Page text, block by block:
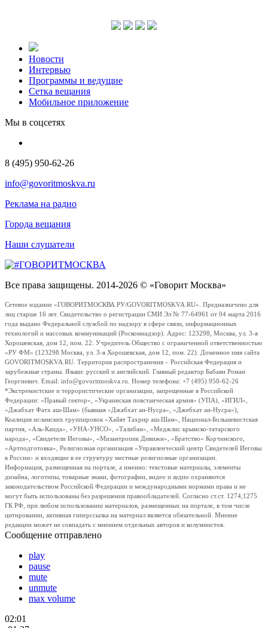
Новости
Интервью
Программы и ведущие
Сетка вещания
Мобильное приложение
Мы в соцсетях
8 (495) 950-62-26
info@govoritmoskva.ru
Реклама на радио
Города вещания
Наши слушатели
Все права защищены. 2014-2026 © «Говорит Москва»
Сетевое издание «ГОВОРИТМОСКВА.РУ/GOVORITMOSKVA.RU». Предназначено для
лиц старше 16 лет. Свидетельство о регистрации СМИ Эл № 77-64961 от 04 марта 2016
года выдано Федеральной службой по надзору в сфере связи, информационных
технологий и массовых коммуникаций (Роскомнадзор). Адрес: 123298, Москва, ул. 3-я
Хорошевская, дом 12, пом. 22. Учредитель Общество с ограниченной ответственностью
«РУ ФМ» (123298 Москва, ул. 3-я Хорошевская, дом 12, пом. 22). Доменное имя сайта
GOVORITMOSKVA.RU. Территория распространения – Российская Федерация и
зарубежные страны. Языки: русский и английский. Главный редактор Бабаян Роман
Георгиевич. Email: info@govoritmoskva.ru. Номер телефона: +7 (495) 950-62-26
*Экстремистские и террористические организации, запрещенные в Российской
Федерации: «Правый сектор», «Украинская повстанческая армия» (УПА), «ИГИЛ»,
«Джабхат Фатх аш-Шам» (бывшая «Джабхат ан-Нусра», «Джебхат ан-Нусра»),
Коалиция исламских группировок «Хайят Тахрир аш-Шам», Национал-Большевистская
партия, «Аль-Каида», «УНА-УНСО», «Талибан», «Меджлис крымско-татарского
народа», «Свидетели Иеговы», «Мизантропик Дивижн», «Братство» Корчинского,
«Артподготовка», Религиозная организация «Управленческий центр Свидетелей Иеговы
в России» и входящие в ее структуру местные религиозные организации.
Информация, размещенная на портале, а именно: текстовые материалы, элементы
дизайна, логотипы, товарные знаки, фотографии, видео и аудио охраняются
законодательством Российской Федерации и международными нормами права и не
могут быть использованы без разрешения правообладателей. Согласно ст.ст. 1274,1275
ГК РФ, при любом использовании материалов, размещенных на портале, в том числе
цитировании, активная гиперссылка на материал является обязательной. Мнение
редакции может не совпадать с мнением отдельных авторов и колумнистов.
Сообщение отправлено
play
pause
mute
unmute
max volume
02:01